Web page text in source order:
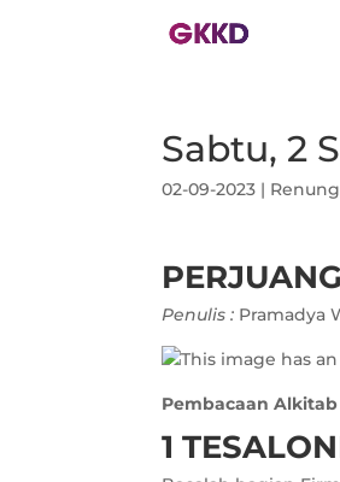
Sabtu, 2
02-09-2023 |
Penulis : Pramadya
Pembacaan Alkitab
1